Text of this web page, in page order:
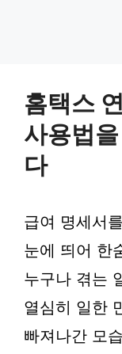
홈택스
사용법
다
급여 명세서
눈에 띄어 한
누구나 겪는
열심히 일한
빠져나간 모